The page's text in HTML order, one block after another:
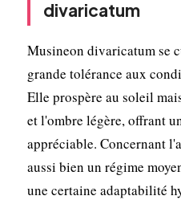
divaricatum
Musineon divaricatum se
grande tolérance aux
Elle prospère au soleil
et l'ombre légère, offrant
appréciable. Concernant
aussi bien un régime
une certaine adaptabilité